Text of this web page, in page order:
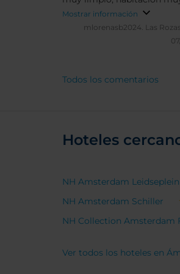
cómoda y silenciosa. El
es muy recomendable. Si
a Ámsterdam elegiría este
Mostrar información
mlorenasb2024.
Las
Todos los comentarios
Hoteles
NH Amsterdam Leidseplein
NH Amsterdam Schiller
NH Collection Amsterdam
Ver todos los hoteles en